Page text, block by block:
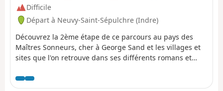
Difficile
Départ à Neuvy-Saint-Sépulchre (Indre)
Découvrez la 2ème étape de ce parcours au pays des
Maîtres Sonneurs, cher à George Sand et les villages et
sites que l'on retrouve dans ses différents romans et